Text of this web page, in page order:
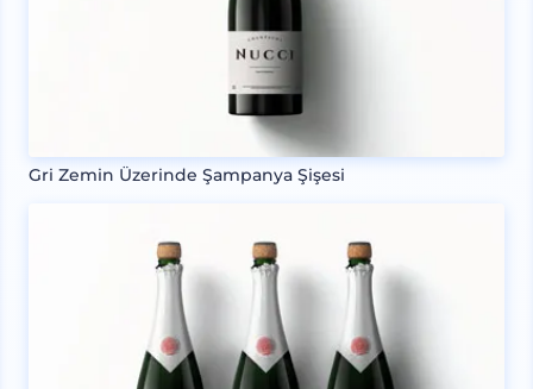
Gri Zemin Üzerinde Şampanya Şişesi